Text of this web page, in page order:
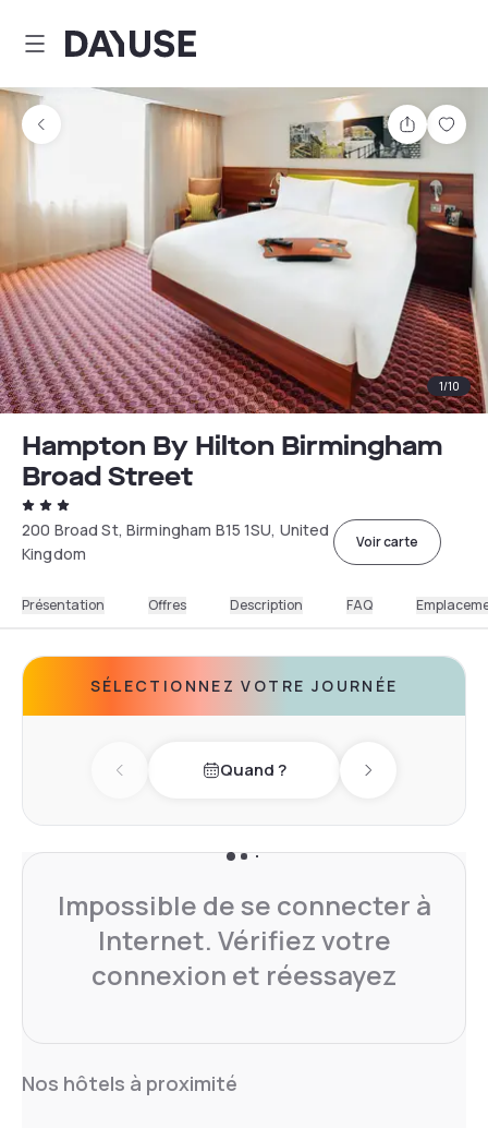
Dayuse
Partager
1/10
Hampton By Hilton Birmingham
Broad Street
200 Broad St, Birmingham B15 1SU, United
Kingdom
Voir carte
Présentation Offres Description FAQ
SÉLECTIONNEZ VOTRE JOURNÉE
Previous dayQuand ? Next day
Impossible de se connecter à
Internet. Vérifiez votre
connexion et réessayez
Nos hôtels à proximité